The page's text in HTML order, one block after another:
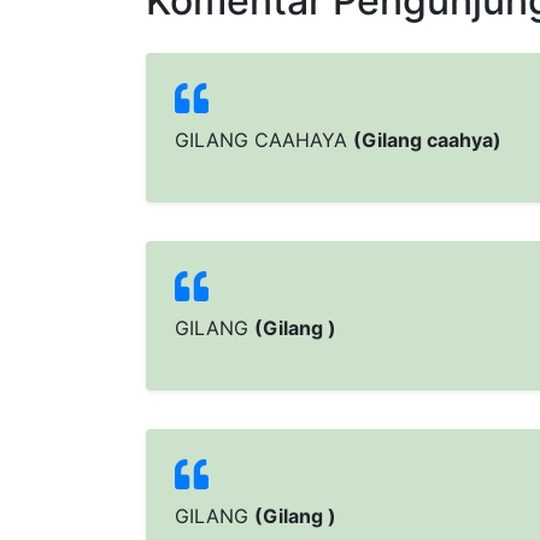
GILANG CAAHAYA (Gilang caahya)
GILANG (Gilang )
GILANG (Gilang )